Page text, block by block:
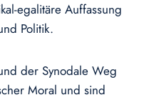
egalitäre Auffassung
Politik.
der Synodale Weg
Moral und sind